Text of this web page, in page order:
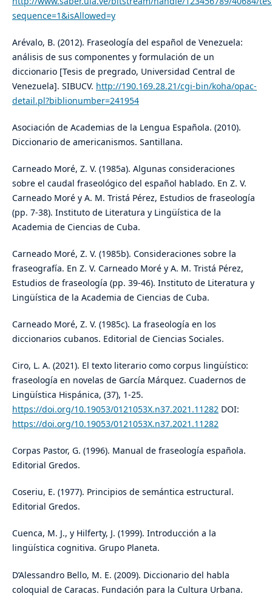
sequence=1&isAllowed=y
Arévalo, B. (2012). Fraseología del español de Venezuela:
análisis de sus componentes y formulación de un
diccionario [Tesis de pregrado, Universidad Central de
Venezuela]. SIBUCV. http://190.169.28.21/cgi-bin/koha/opac-
detail.pl?biblionumber=241954
Asociación de Academias de la Lengua Española. (2010).
Diccionario de americanismos. Santillana.
Carneado Moré, Z. V. (1985a). Algunas consideraciones
sobre el caudal fraseológico del español hablado. En Z. V.
Carneado Moré y A. M. Tristá Pérez, Estudios de fraseología
(pp. 7-38). Instituto de Literatura y Lingüística de la
Academia de Ciencias de Cuba.
Carneado Moré, Z. V. (1985b). Consideraciones sobre la
fraseografía. En Z. V. Carneado Moré y A. M. Tristá Pérez,
Estudios de fraseología (pp. 39-46). Instituto de Literatura y
Lingüística de la Academia de Ciencias de Cuba.
Carneado Moré, Z. V. (1985c). La fraseología en los
diccionarios cubanos. Editorial de Ciencias Sociales.
Ciro, L. A. (2021). El texto literario como corpus lingüístico:
fraseología en novelas de García Márquez. Cuadernos de
Lingüística Hispánica, (37), 1-25.
https://doi.org/10.19053/0121053X.n37.2021.11282DOI:
https://doi.org/10.19053/0121053X.n37.2021.11282
Corpas Pastor, G. (1996). Manual de fraseología española.
Editorial Gredos.
Coseriu, E. (1977). Principios de semántica estructural.
Editorial Gredos.
Cuenca, M. J., y Hilferty, J. (1999). Introducción a la
lingüística cognitiva. Grupo Planeta.
D’Alessandro Bello, M. E. (2009). Diccionario del habla
coloquial de Caracas. Fundación para la Cultura Urbana.